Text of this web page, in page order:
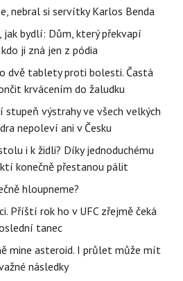
nebral si servítky Karlos Benda
jak bydlí: Dům, který překvapí
ji zná jen z pódia
dvě tablety proti bolesti. Častá
krvácením do žaludku
výstrahy ve všech velkých
nepoleví ani v Česku
i k židli? Díky jednoduchému
konečně přestanou pálit
hloupneme?
Příští rok ho v UFC zřejmě čeká
tanec
mine asteroid. I průlet může mít
následky